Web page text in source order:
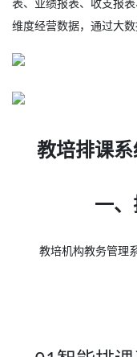
维度经营数据，通过大
教培排课系
一
教培机构教务管理